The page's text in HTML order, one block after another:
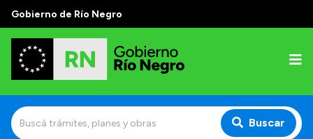
Gobierno de Río Negro
Buscar